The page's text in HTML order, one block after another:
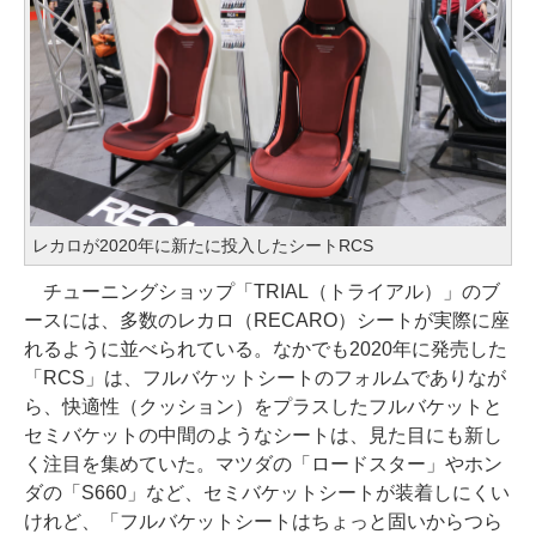
レカロが2020年に新たに投入したシートRCS
チューニングショップ「TRIAL（トライアル）」のブ
ースには、多数のレカロ（RECARO）シートが実際に座
れるように並べられている。なかでも2020年に発売した
「RCS」は、フルバケットシートのフォルムでありなが
ら、快適性（クッション）をプラスしたフルバケットと
セミバケットの中間のようなシートは、見た目にも新し
く注目を集めていた。マツダの「ロードスター」やホン
ダの「S660」など、セミバケットシートが装着しにくい
けれど、「フルバケットシートはちょっと固いからつら